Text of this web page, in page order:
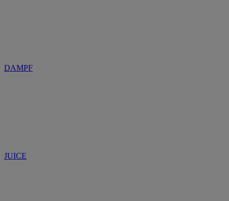
DAMPF
JUICE